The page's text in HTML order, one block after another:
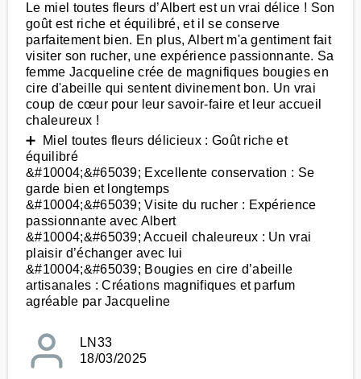
Le miel toutes fleurs d’Albert est un vrai délice ! Son
goût est riche et équilibré, et il se conserve
parfaitement bien. En plus, Albert m'a gentiment fait
visiter son rucher, une expérience passionnante. Sa
femme Jacqueline crée de magnifiques bougies en
cire d'abeille qui sentent divinement bon. Un vrai
coup de cœur pour leur savoir-faire et leur accueil
chaleureux !
➕ Miel toutes fleurs délicieux : Goût riche et
équilibré
&#10004;&#65039; Excellente conservation : Se
garde bien et longtemps
&#10004;&#65039; Visite du rucher : Expérience
passionnante avec Albert
&#10004;&#65039; Accueil chaleureux : Un vrai
plaisir d’échanger avec lui
&#10004;&#65039; Bougies en cire d’abeille
artisanales : Créations magnifiques et parfum
agréable par Jacqueline
LN33
18/03/2025